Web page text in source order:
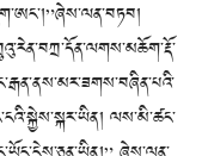
ལས་མི་ཚང་